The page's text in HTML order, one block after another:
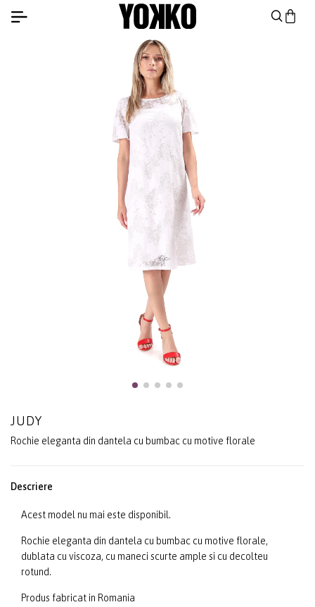
JUDY
Rochie eleganta din dantela cu bumbac cu motive florale
Descriere
Acest model nu mai este disponibil.
Rochie eleganta din dantela cu bumbac cu motive florale,
dublata cu viscoza, cu maneci scurte ample si cu decolteu
rotund.
Produs fabricat in Romania